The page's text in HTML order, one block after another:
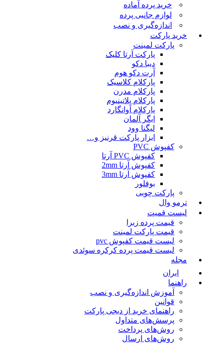
خرید پرده آماده
لوازم جانبی پرده
اندازه‌گیری و نصب
خرید پارکت
پارکت لمینت
پارکت آرتا کلیک
دیبا دکو
آرت دکو هوم
پارکلام کلاسیک
پارکلام مدرن
پارکلام پلاتینیوم
پارکلام آوانگارد
ایگر آلمان
لیگنا وود
ابزار پارکت قرنیز و…
کفپوش PVC
کفپوش PVC آرتا
کفپوش آرتا 2mm
کفپوش آرتا 3mm
بوفلور
پارکت چوبی
ترمو وال
لیست قمیت
قیمت پرده زبرا
قیمت پارکت لمینت
لیست قیمت کفپوش pvc
لیست قیمت پرده کرکره سوئدی
مجله
ایران
راهنما
آموزش اندازه‌گیری و نصب
قوانین
راهنمای خرید از دیجی پارکت
پرسش‌های متداول
روش‌های پرداخت
روش‌های ارسال